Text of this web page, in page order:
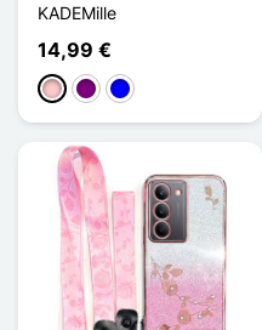
KADEMille
14,99 €
PinkkiVioletSininen